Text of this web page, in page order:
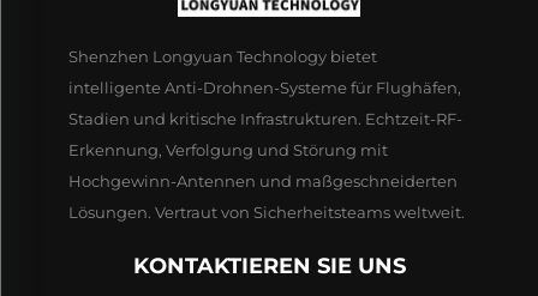
Shenzhen Longyuan Technology bietet
intelligente Anti-Drohnen-Systeme für Flughäfen,
Stadien und kritische Infrastrukturen. Echtzeit-RF-
Erkennung, Verfolgung und Störung mit
Hochgewinn-Antennen und maßgeschneiderten
Lösungen. Vertraut von Sicherheitsteams weltweit.
KONTAKTIEREN SIE UNS